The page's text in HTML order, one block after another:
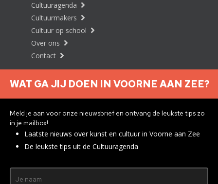
Cultuuragenda
Cultuurmakers
Cultuur op school
Over ons
Contact
Nieuwsbrief aanmelden
Privacyverklaring
WAT GA JIJ DOEN IN VOORNE AAN ZEE?
Meld je aan voor onze nieuwsbrief en ontvang de leukste tips zo
in je mailbox!
Laatste nieuws over kunst en cultuur in Voorne aan Zee
De leukste tips uit de Cultuuragenda